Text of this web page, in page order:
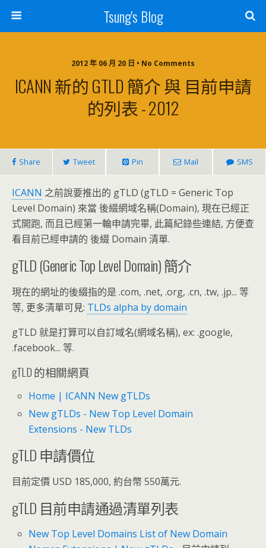
Tsung's Blog
2012 年 06 月 20 日 • No Comments
ICANN 新的 GTLD 簡介 與 目前申請
的列表 - 2012
Share Tweet Pin Mail SMS
ICANN 之前說要推出的 gTLD (gTLD = Generic Top
Level Domain) 來當 後綴網域名稱(Domain), 現在已經正
式開跑, 而且已經第一輪申請完畢, 此篇紀錄些連結, 方便查
看目前已經申請的 後綴 Domain 清單.
gTLD (Generic Top Level Domain) 簡介
現在的網址的後綴指的是 .com, .net, .org, .cn, .tw, .jp... 等
等, 更多清單可見: TLDs alpha by domain
gTLD 就是打算可以自訂域名(網域名稱), ex: .google,
.facebook... 等.
gTLD 的相關網頁
Home | ICANN New gTLDs
New gTLDs - New Top Level Domain
Extensions - New TLDs
gTLD 申請價位
目前定價 USD 185,000, 約台幣 550萬元.
gTLD 目前申請通過清單列表
New Top Level Domains List of New Domain